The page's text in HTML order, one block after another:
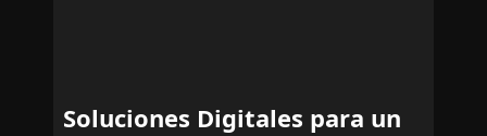
Soluciones Digitales para un